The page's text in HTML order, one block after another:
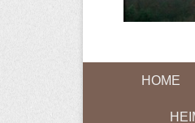
Primary Menu
Skip to content
HOME